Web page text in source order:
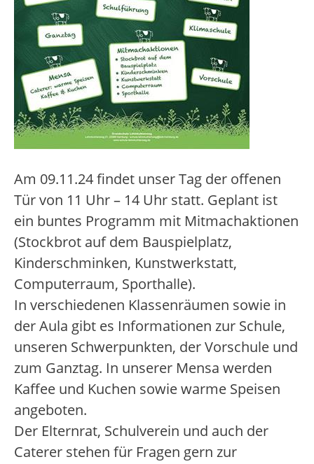
Am 09.11.24 findet unser Tag der offenen
Tür von 11 Uhr – 14 Uhr statt. Geplant ist
ein buntes Programm mit Mitmachaktionen
(Stockbrot auf dem Bauspielplatz,
Kinderschminken, Kunstwerkstatt,
Computerraum, Sporthalle).
In verschiedenen Klassenräumen sowie in
der Aula gibt es Informationen zur Schule,
unseren Schwerpunkten, der Vorschule und
zum Ganztag. In unserer Mensa werden
Kaffee und Kuchen sowie warme Speisen
angeboten.
Der Elternrat, Schulverein und auch der
Caterer stehen für Fragen gern zur